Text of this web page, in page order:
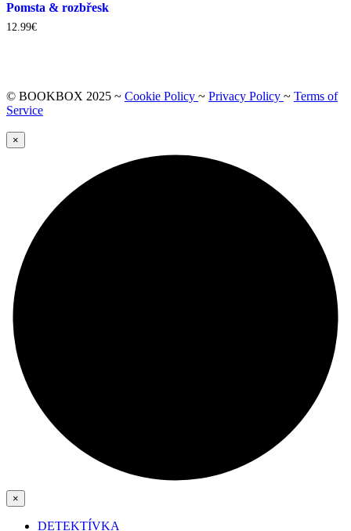
Pomsta & rozbřesk
12.99€
© BOOKBOX 2025 ~ Cookie Policy ~ Privacy Policy ~ Terms of
Service
×
×
DETEKTÍVKA